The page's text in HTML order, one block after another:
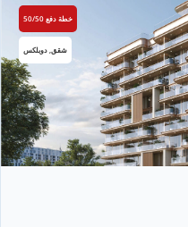
خطة دفع 50/50
شقق, دوبلكس